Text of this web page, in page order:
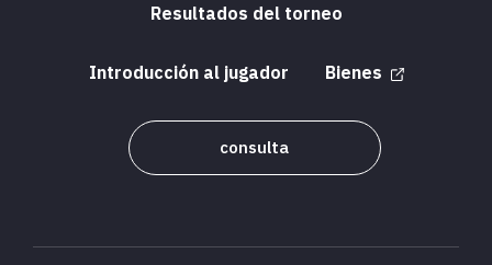
Resultados del torneo
Introducción al jugador Bienes
consulta